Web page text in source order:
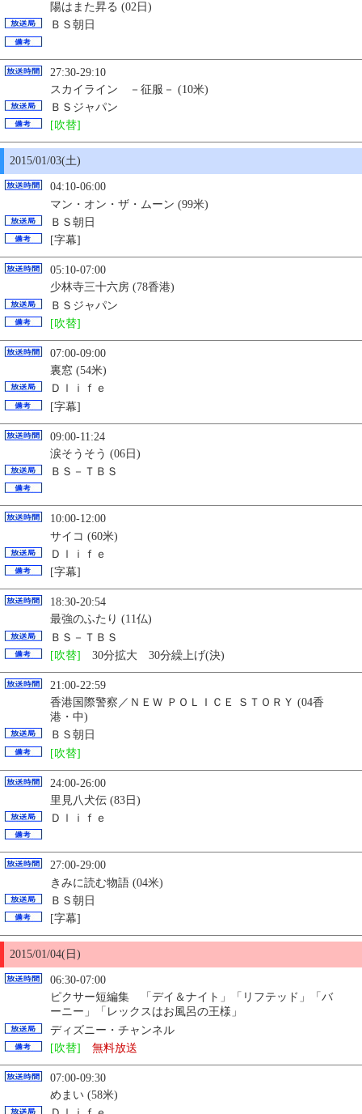
陽はまた昇る (02日)
ＢＳ朝日
27:30-29:10
スカイライン －征服－ (10米)
ＢＳジャパン
[吹替]
2015/01/03(土)
04:10-06:00
マン・オン・ザ・ムーン (99米)
ＢＳ朝日
[字幕]
05:10-07:00
少林寺三十六房 (78香港)
ＢＳジャパン
[吹替]
07:00-09:00
裏窓 (54米)
Ｄｌｉｆｅ
[字幕]
09:00-11:24
涙そうそう (06日)
ＢＳ－ＴＢＳ
10:00-12:00
サイコ (60米)
Ｄｌｉｆｅ
[字幕]
18:30-20:54
最強のふたり (11仏)
ＢＳ－ＴＢＳ
[吹替]
30分拡大 30分繰上げ(決)
21:00-22:59
香港国際警察／ＮＥＷ ＰＯＬＩＣＥ ＳＴＯＲＹ (04香
港・中)
ＢＳ朝日
[吹替]
24:00-26:00
里見八犬伝 (83日)
Ｄｌｉｆｅ
27:00-29:00
きみに読む物語 (04米)
ＢＳ朝日
[字幕]
2015/01/04(日)
06:30-07:00
ピクサー短編集 「デイ＆ナイト」「リフテッド」「バ
ーニー」「レックスはお風呂の王様」
ディズニー・チャンネル
[吹替]
無料放送
07:00-09:30
めまい (58米)